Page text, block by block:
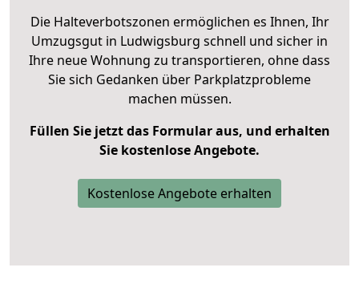
Die Halteverbotszonen ermöglichen es Ihnen, Ihr
Umzugsgut in Ludwigsburg schnell und sicher in
Ihre neue Wohnung zu transportieren, ohne dass
Sie sich Gedanken über Parkplatzprobleme
machen müssen.
Füllen Sie jetzt das Formular aus, und erhalten
Sie kostenlose Angebote.
Kostenlose Angebote erhalten